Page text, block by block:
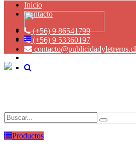
Inicio
Contacto
(+56) 9 86541799
(+56) 9 53360197
contacto@publicidadyletreros.cl
Productos